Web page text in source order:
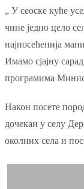
„ У сеоске куће
чине једно цело
најпосећенија
Имамо сјајну
програмима
Након посете
дочекан у селу
околних села и